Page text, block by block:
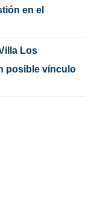
en el
Los
posible vínculo